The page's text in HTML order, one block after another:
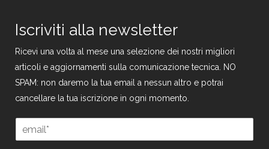
Iscriviti alla newsletter
Ricevi una volta al mese una selezione dei nostri migliori
articoli e aggiornamenti sulla comunicazione tecnica. NO
SPAM: non daremo la tua email a nessun altro e potrai
cancellare la tua iscrizione in ogni momento.
m